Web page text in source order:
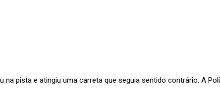
pista e atingiu uma carreta que seguia sentido contrário. A